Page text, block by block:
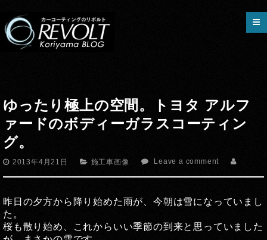
ゆったり極上の空間。トヨタ アルフ
ァードのボディーガラスコーティン
グ。
2013年4月21日 施工車画像 Leave a comment
昨日の夕方から降り始めた雨が、今朝は雪になっていまし
た。
桜も散り始め、これからいい季節の到来と思っていました